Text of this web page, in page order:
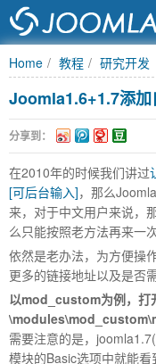
JOOMLA中文之
Home 教程 研究开发
Joomla1.6+1.7添
分享到：
在2010年的时候我们讲过
[可后台输入]，那么
来，对于中文用户来说，
么只能按照老方法再来一次
依然是老办法，为方便操
更多的链接地址以及是否
以mod_custom为例，打
需要注意的是，
模块的Basic选项中就能